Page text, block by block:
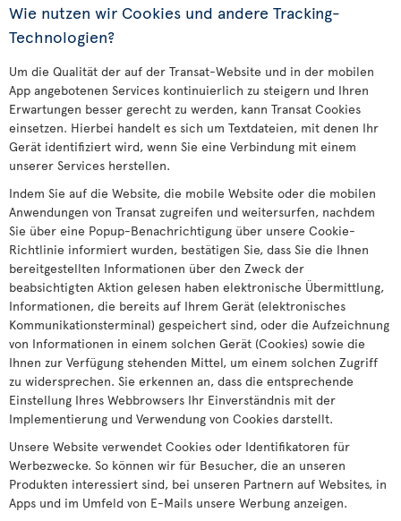
Wie nutzen wir Cookies und andere Tracking-
Technologien?
Um die Qualität der auf der Transat-Website und in der mobilen
App angebotenen Services kontinuierlich zu steigern und Ihren
Erwartungen besser gerecht zu werden, kann Transat Cookies
einsetzen. Hierbei handelt es sich um Textdateien, mit denen Ihr
Gerät identifiziert wird, wenn Sie eine Verbindung mit einem
unserer Services herstellen.
Indem Sie auf die Website, die mobile Website oder die mobilen
Anwendungen von Transat zugreifen und weitersurfen, nachdem
Sie über eine Popup-Benachrichtigung über unsere Cookie-
Richtlinie informiert wurden, bestätigen Sie, dass Sie die Ihnen
bereitgestellten Informationen über den Zweck der
beabsichtigten Aktion gelesen haben elektronische Übermittlung,
Informationen, die bereits auf Ihrem Gerät (elektronisches
Kommunikationsterminal) gespeichert sind, oder die Aufzeichnung
von Informationen in einem solchen Gerät (Cookies) sowie die
Ihnen zur Verfügung stehenden Mittel, um einem solchen Zugriff
zu widersprechen. Sie erkennen an, dass die entsprechende
Einstellung Ihres Webbrowsers Ihr Einverständnis mit der
Implementierung und Verwendung von Cookies darstellt.
Unsere Website verwendet Cookies oder Identifikatoren für
Werbezwecke. So können wir für Besucher, die an unseren
Produkten interessiert sind, bei unseren Partnern auf Websites, in
Apps und im Umfeld von E-Mails unsere Werbung anzeigen.